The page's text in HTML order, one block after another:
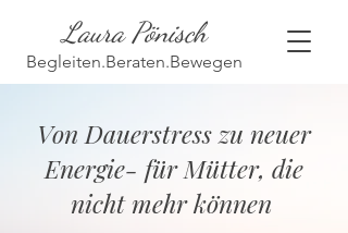
Laura Pönisch
Begleiten.Beraten.Bewegen
Von Dauerstress zu neuer
Energie- für Mütter, die
nicht mehr können